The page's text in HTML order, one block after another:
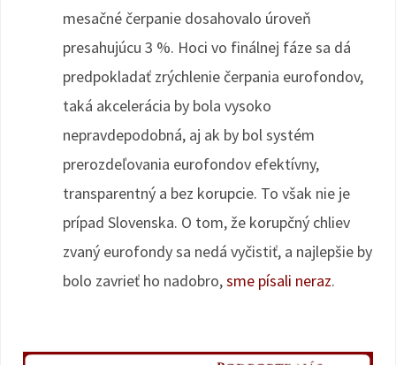
mesačné čerpanie dosahovalo úroveň
presahujúcu 3 %. Hoci vo finálnej fáze sa dá
predpokladať zrýchlenie čerpania eurofondov,
taká akcelerácia by bola vysoko
nepravdepodobná, aj ak by bol systém
prerozdeľovania eurofondov efektívny,
transparentný a bez korupcie. To však nie je
prípad Slovenska. O tom, že korupčný chliev
zvaný eurofondy sa nedá vyčistiť, a najlepšie by
bolo zavrieť ho nadobro,sme písali neraz.